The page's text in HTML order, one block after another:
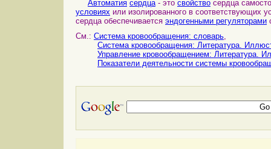
Автоматия сердца- это свойство сердца
условиях или изолированного в соответствующих
сердца обеспечивается эндогенными регуляторами
См.: Система кровообращения: словарь,
Система кровообращения: Литература.
Управление кровообращением: Литература.
Показатели деятельности системы